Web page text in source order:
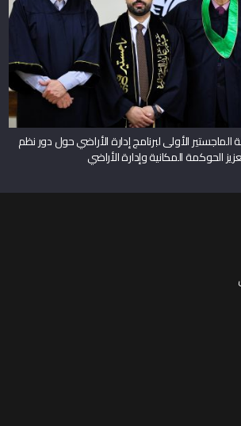
الأولى لبرنامج إدارة الأراضي حول دور نظم
الحوكمة المكانية وإدارة الأراضي